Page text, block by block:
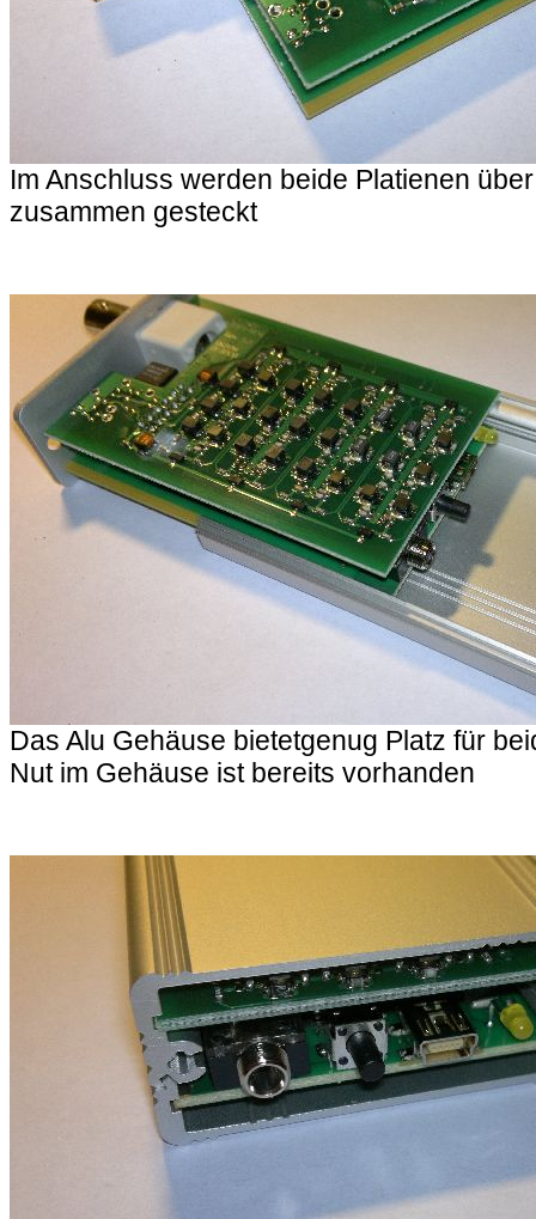
Im Anschluss werden beide Platienen
zusammen gesteckt
Das Alu Gehäuse bietetgenug Platz für
Nut im Gehäuse ist bereits vorhanden